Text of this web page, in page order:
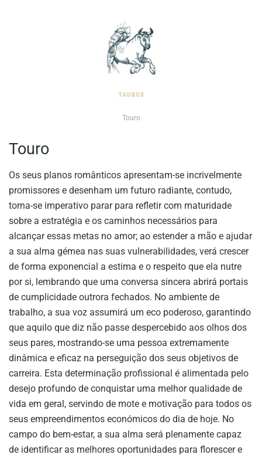
Touro
Touro
Os seus planos românticos apresentam-se incrivelmente
promissores e desenham um futuro radiante, contudo,
torna-se imperativo parar para refletir com maturidade
sobre a estratégia e os caminhos necessários para
alcançar essas metas no amor; ao estender a mão e ajudar
a sua alma gémea nas suas vulnerabilidades, verá crescer
de forma exponencial a estima e o respeito que ela nutre
por si, lembrando que uma conversa sincera abrirá portais
de cumplicidade outrora fechados. No ambiente de
trabalho, a sua voz assumirá um eco poderoso, garantindo
que aquilo que diz não passe despercebido aos olhos dos
seus pares, mostrando-se uma pessoa extremamente
dinâmica e eficaz na perseguição dos seus objetivos de
carreira. Esta determinação profissional é alimentada pelo
desejo profundo de conquistar uma melhor qualidade de
vida em geral, servindo de mote e motivação para todos os
seus empreendimentos económicos do dia de hoje. No
campo do bem-estar, a sua alma será plenamente capaz
de identificar as melhores oportunidades para florescer e